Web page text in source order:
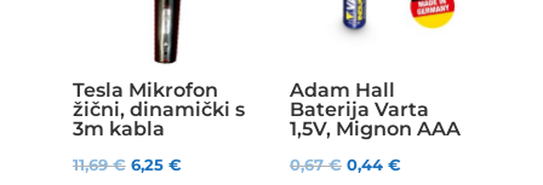
Tesla Mikrofon
žični, dinamički s
3m kabla
11,69€ 6,25 €
Adam Hall
Baterija Varta
1,5V, Mignon AAA
0,67€ 0,44 €